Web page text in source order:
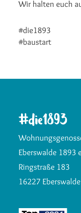
Wir halten euch
#die1893
#baustart
Eberswalde 1893
Ringstraße 183
16227 Eberswalde